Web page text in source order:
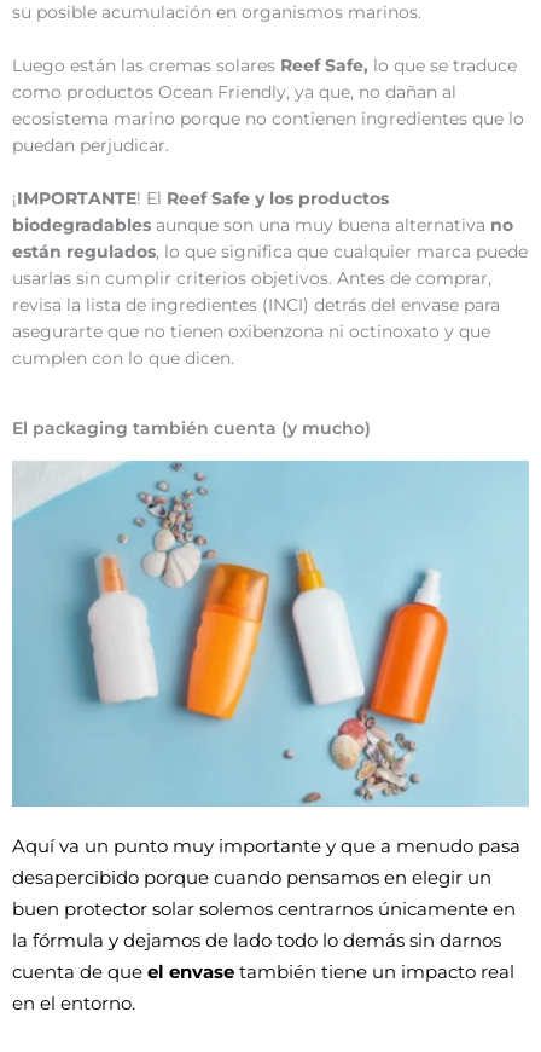
su posible acumulación en organismos marinos.
Luego están las cremas solares Reef Safe, lo que se traduce
como productos Ocean Friendly, ya que, no dañan al
ecosistema marino porque no contienen ingredientes que lo
puedan perjudicar.
¡IMPORTANTE! El Reef Safe y los productos
biodegradables aunque son una muy buena alternativa no
están regulados, lo que significa que cualquier marca puede
usarlas sin cumplir criterios objetivos. Antes de comprar,
revisa la lista de ingredientes (INCI) detrás del envase para
asegurarte que no tienen oxibenzona ni octinoxato y que
cumplen con lo que dicen.
El packaging también cuenta (y mucho)
Aquí va un punto muy importante y que a menudo pasa
desapercibido porque cuando pensamos en elegir un
buen protector solar solemos centrarnos únicamente en
la fórmula y dejamos de lado todo lo demás sin darnos
cuenta de que el envase también tiene un impacto real
en el entorno.